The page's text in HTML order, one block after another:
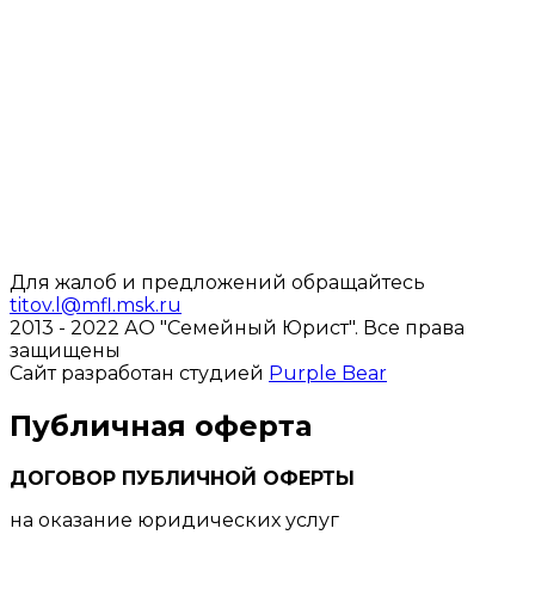
Для жалоб и предложений обращайтесь
titov.l@mfl.msk.ru
2013 - 2022 АО "Семейный Юрист". Все права
защищены
Сайт разработан студией Purple Bear
Публичная оферта
ДОГОВОР ПУБЛИЧНОЙ ОФЕРТЫ
на оказание юридических услуг